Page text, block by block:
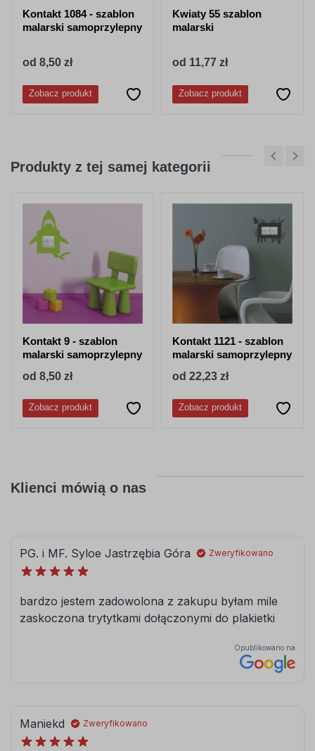
Kontakt 1084 - szablon
malarski samoprzylepny
od 8,50 zł
Zobacz produkt
Kwiaty 55 szablon
malarski
od 11,77 zł
Zobacz produkt
Produkty z tej samej kategorii
Kontakt 9 - szablon
malarski samoprzylepny
od 8,50 zł
Zobacz produkt
Kontakt 1121 - szablon
malarski samoprzylepny
od 22,23 zł
Zobacz produkt
Klienci mówią o nas